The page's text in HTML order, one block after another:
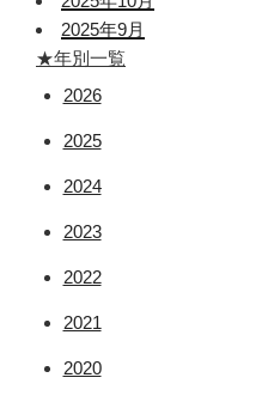
2025年9月
★年別一覧
2026
2025
2024
2023
2022
2021
2020